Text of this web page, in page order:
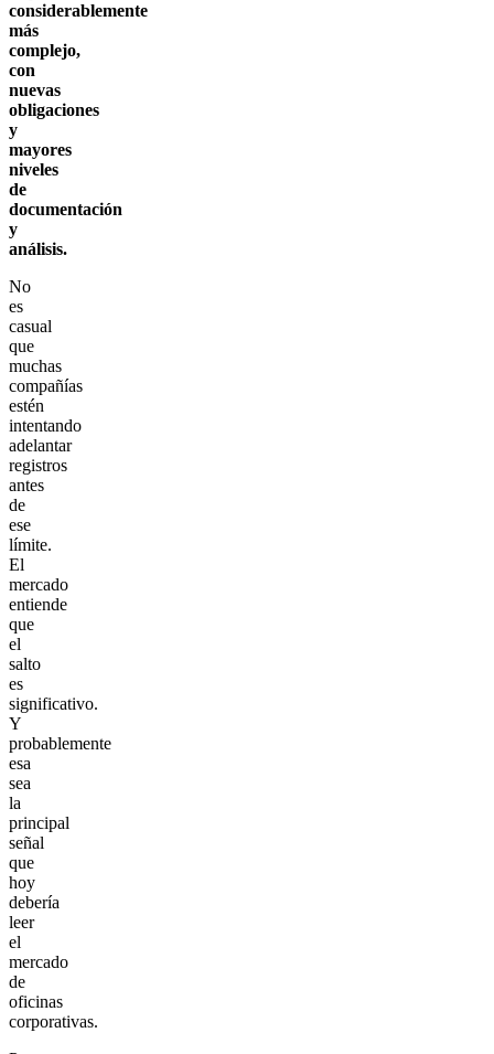
considerablemente
más
complejo,
con
nuevas
obligaciones
y
mayores
niveles
de
documentación
y
análisis.
No
es
casual
que
muchas
compañías
estén
intentando
adelantar
registros
antes
de
ese
límite.
El
mercado
entiende
que
el
salto
es
significativo.
Y
probablemente
esa
sea
la
principal
señal
que
hoy
debería
leer
el
mercado
de
oficinas
corporativas.